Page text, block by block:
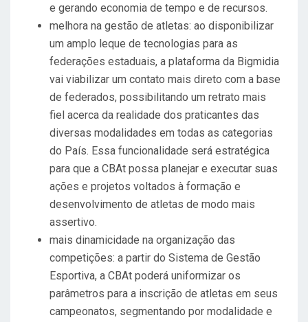
e gerando economia de tempo e de recursos.
melhora na gestão de atletas: ao disponibilizar
um amplo leque de tecnologias para as
federações estaduais, a plataforma da Bigmidia
vai viabilizar um contato mais direto com a base
de federados, possibilitando um retrato mais
fiel acerca da realidade dos praticantes das
diversas modalidades em todas as categorias
do País. Essa funcionalidade será estratégica
para que a CBAt possa planejar e executar suas
ações e projetos voltados à formação e
desenvolvimento de atletas de modo mais
assertivo.
mais dinamicidade na organização das
competições: a partir do Sistema de Gestão
Esportiva, a CBAt poderá uniformizar os
parâmetros para a inscrição de atletas em seus
campeonatos, segmentando por modalidade e